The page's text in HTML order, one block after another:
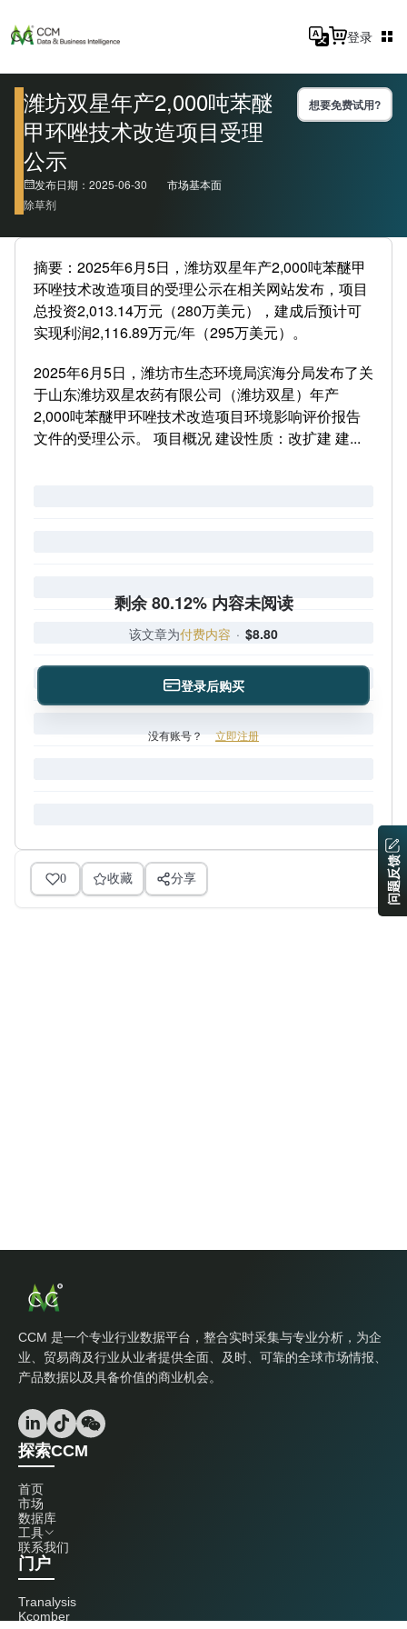
登录
潍坊双星年产2,000吨苯醚
甲环唑技术改造项目受理
公示
想要免费试用?
发布日期：2025-06-30
市场基本面
除草剂
摘要：2025年6月5日，潍坊双星年产2,000吨苯醚甲
环唑技术改造项目的受理公示在相关网站发布，项目
总投资2,013.14万元（280万美元），建成后预计可
实现利润2,116.89万元/年（295万美元）。
2025年6月5日，潍坊市生态环境局滨海分局发布了关
于山东潍坊双星农药有限公司（潍坊双星）年产
2,000吨苯醚甲环唑技术改造项目环境影响评价报告
文件的受理公示。 项目概况 建设性质：改扩建 建...
剩余 80.12% 内容未阅读
该文章为付费内容 · $8.80
登录后购买
没有账号？ 立即注册
0 收藏 分享
CCM 是一个专业行业数据平台，整合实时采集与专业分析，为企
业、贸易商及行业从业者提供全面、及时、可靠的全球市场情报、
产品数据以及具备价值的商业机会。
探索CCM
首页
市场
数据库
工具
联系我们
门户
Tranalysis
Kcomber
问题反馈